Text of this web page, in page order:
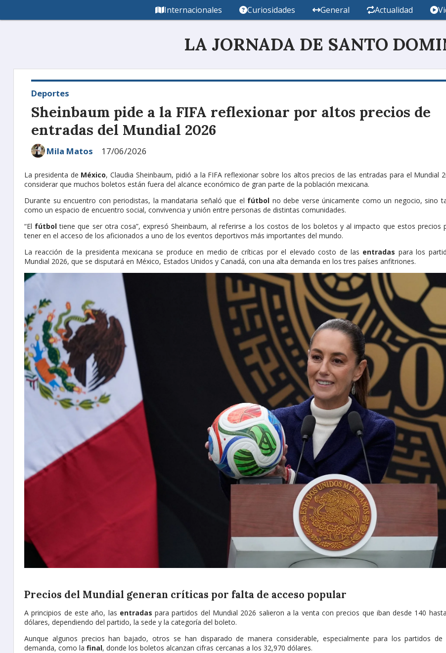
LA JORNADA DE SANTO
Internacionales Curiosidades General Actualidad
Sheinbaum pide a la FIFA reflexionar por altos precios de
entradas del Mundial 2026
Deportes
17/06/2026
Mila Matos
La presidenta de México, Claudia Sheinbaum, pidió a la FIFA reflexionar sobre los altos precios de las entradas para el Mundial
considerar que muchos boletos están fuera del alcance económico de gran parte de la población mexicana.
Durante su encuentro con periodistas, la mandataria señaló que el fútbol no debe verse únicamente como un negocio, sino
como un espacio de encuentro social, convivencia y unión entre personas de distintas comunidades.
“El fútbol tiene que ser otra cosa”, expresó Sheinbaum, al referirse a los costos de los boletos y al impacto que estos precios
tener en el acceso de los aficionados a uno de los eventos deportivos más importantes del mundo.
La reacción de la presidenta mexicana se produce en medio de críticas por el elevado costo de las entradas para los
Mundial 2026, que se disputará en México, Estados Unidos y Canadá, con una alta demanda en los tres países anfitriones.
Precios del Mundial generan críticas por falta de acceso popular
A principios de este año, las entradas para partidos del Mundial 2026 salieron a la venta con precios que iban desde 140
dólares, dependiendo del partido, la sede y la categoría del boleto.
Aunque algunos precios han bajado, otros se han disparado de manera considerable, especialmente para los partidos de
demanda, como la final, donde los boletos alcanzan cifras cercanas a los 32,970 dólares.